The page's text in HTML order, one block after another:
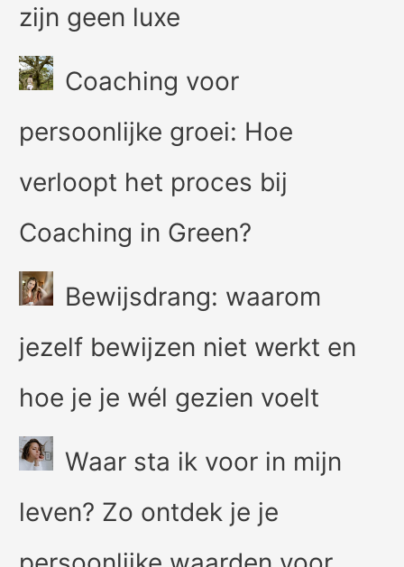
zijn geen luxe
Coaching voor
persoonlijke groei: Hoe
verloopt het proces bij
Coaching in Green?
Bewijsdrang: waarom
jezelf bewijzen niet werkt en
hoe je je wél gezien voelt
Waar sta ik voor in mijn
leven? Zo ontdek je je